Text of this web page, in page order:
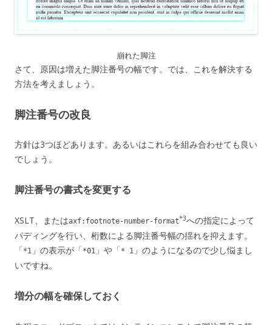
崩れた脚注
さて、原因は増えた脚注番号の幅です。では、これを解決する
方法を考えましょう。
脚注番号の改良
方針は3つほどあります。あるいはこれらを組み合わせても良い
でしょう。
脚注番号の書式を変更する
XSLT、またはaxf:footnote-number-format*3への指定によって
パディングを行い、桁数による脚注番号幅の揺れを抑えます。
「*1 」の表示が「*01 」や「* 1 」のようになるので少し悩まし
いですね。
増分の幅を確保しておく